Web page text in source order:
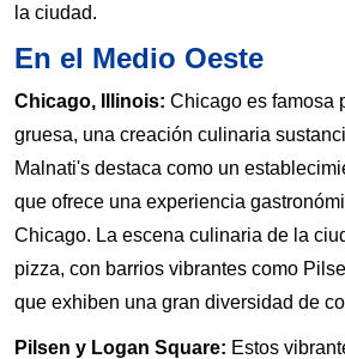
la ciudad.
En el Medio Oeste
Chicago, Illinois: Chicago es famosa
gruesa, una creación culinaria
Malnati's destaca como un
que ofrece una experiencia
Chicago. La escena culinaria de la
pizza, con barrios vibrantes como
que exhiben una gran diversidad de
Pilsen y Logan Square: Estos